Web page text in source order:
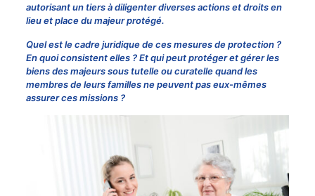
autorisant un tiers à diligenter diverses actions et droits en
lieu et place du majeur protégé.
Quel est le cadre juridique de ces mesures de protection ?
En quoi consistent elles ? Et qui peut protéger et gérer les
biens des majeurs sous tutelle ou curatelle quand les
membres de leurs familles ne peuvent pas eux-mêmes
assurer ces missions ?